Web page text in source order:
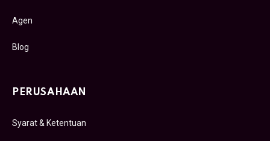
Agen
Blog
PERUSAHAAN
Syarat & Ketentuan